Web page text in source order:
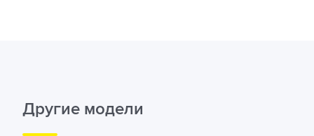
Другие модели